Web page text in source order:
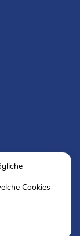
Cookies